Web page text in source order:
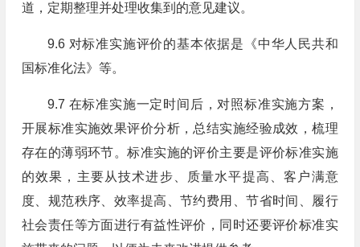
道，定期整理并处理收集到的意见建议。
9.6 对标准实施评价的基本依据是《中华人民共和
国标准化法》等。
9.7 在标准实施一定时间后，对照标准实施方案，
开展标准实施效果评价分析，总结实施经验成效，梳理
存在的薄弱环节。标准实施的评价主要是评价标准实施
的效果，主要从技术进步、质量水平提高、客户满意
度、规范秩序、效率提高、节约费用、节省时间、履行
社会责任等方面进行有益性评价，同时还要评价标准实